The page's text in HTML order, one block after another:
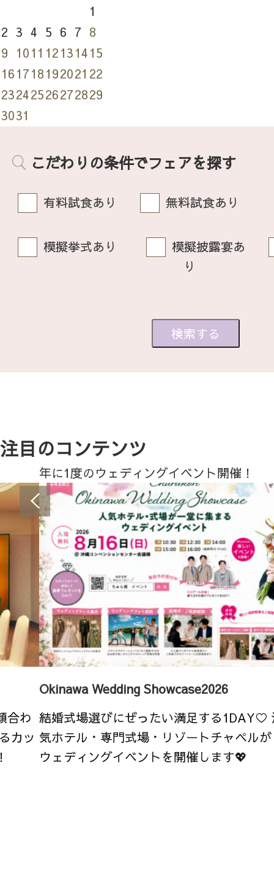
1
2 3 4 5 6 7 8
9 1011 12131415
161718192021 22
23242526272829
3031
こだわりの条件でフェアを探す
有料試食あり 無料試食あり
模擬挙式あり
模擬披露宴あ
り
注目のコンテンツ
合わ
カッ
年に1度のウェディングイベント開催！
Okinawa Wedding Showcase2026
結婚式場選びにぜったい満足する1DAY♡
気ホテル・専門式場・リゾートチャペル
ウェディングイベントを開催します💖